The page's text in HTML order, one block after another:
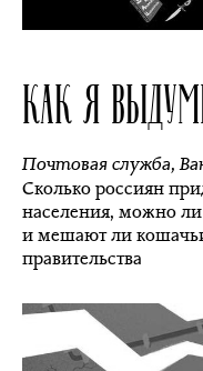
КАК Я
Почтовая служба,
Сколько россиян
населения, можно
и мешают ли
правительства